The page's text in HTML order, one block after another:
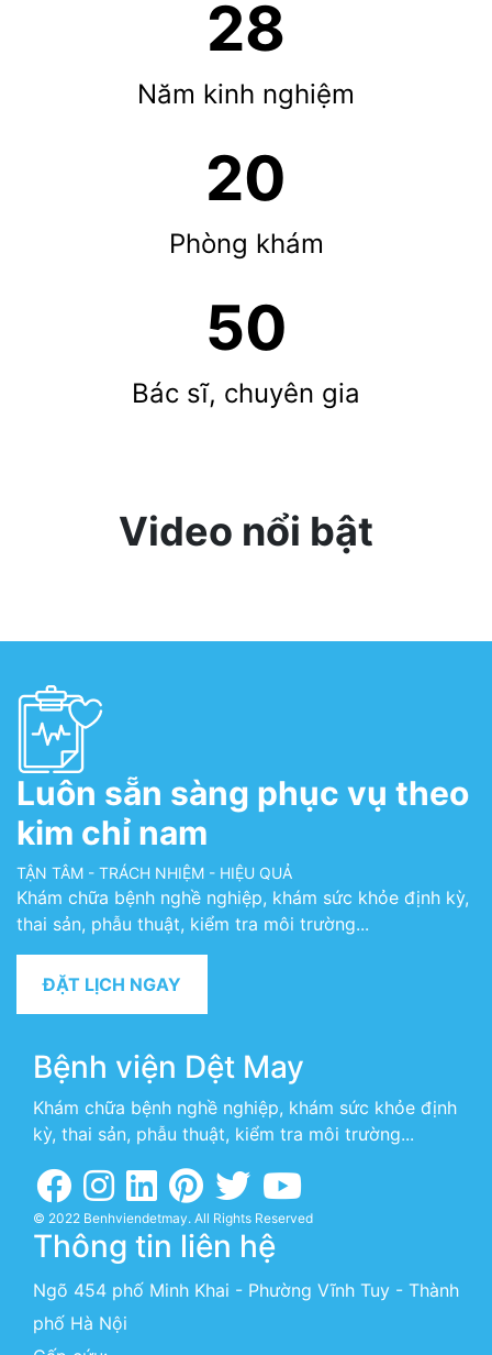
28
Năm kinh nghiệm
20
Phòng khám
50
Bác sĩ, chuyên gia
Video nổi bật
Luôn sẵn sàng phục vụ theo
kim chỉ nam
TẬN TÂM - TRÁCH NHIỆM - HIỆU QUẢ
Khám chữa bệnh nghề nghiệp, khám sức khỏe định kỳ,
thai sản, phẫu thuật, kiểm tra môi trường...
ĐẶT LỊCH NGAY
Bệnh viện Dệt May
Khám chữa bệnh nghề nghiệp, khám sức khỏe định
kỳ, thai sản, phẫu thuật, kiểm tra môi trường...
© 2022 Benhviendetmay. All Rights Reserved
Thông tin liên hệ
Ngõ 454 phố Minh Khai - Phường Vĩnh Tuy - Thành
phố Hà Nội